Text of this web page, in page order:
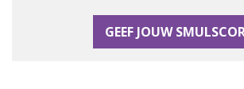
GEEF JOUW